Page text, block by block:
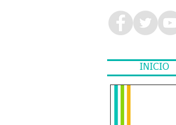
INICIO